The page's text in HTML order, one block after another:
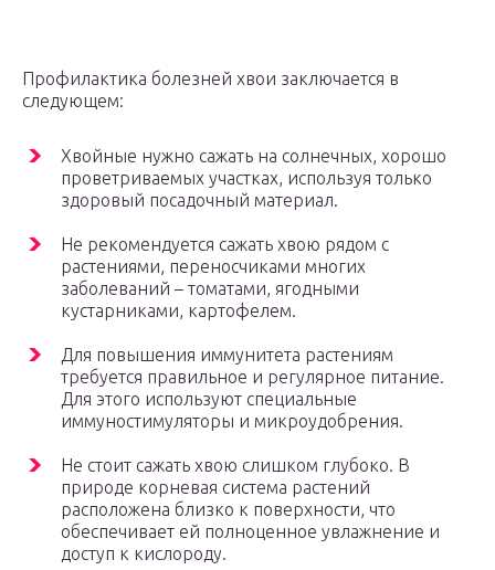
Профилактика болезней хвои заключается в
следующем:
Хвойные нужно сажать на солнечных, хорошо
проветриваемых участках, используя только
здоровый посадочный материал.
Не рекомендуется сажать хвою рядом с
растениями, переносчиками многих
заболеваний – томатами, ягодными
кустарниками, картофелем.
Для повышения иммунитета растениям
требуется правильное и регулярное питание.
Для этого используют специальные
иммуностимуляторы и микроудобрения.
Не стоит сажать хвою слишком глубоко. В
природе корневая система растений
расположена близко к поверхности, что
обеспечивает ей полноценное увлажнение и
доступ к кислороду.